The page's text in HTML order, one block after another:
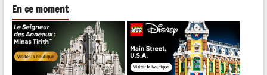
En ce moment